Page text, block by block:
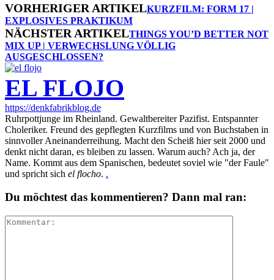
VORHERIGER ARTIKELKURZFILM: FORM 17 |
EXPLOSIVES PRAKTIKUM
NÄCHSTER ARTIKELTHINGS YOU’D BETTER NOT
MIX UP | VERWECHSLUNG VÖLLIG
AUSGESCHLOSSEN?
EL FLOJO
https://denkfabrikblog.de
Ruhrpottjunge im Rheinland. Gewaltbereiter Pazifist. Entspannter
Choleriker. Freund des gepflegten Kurzfilms und von Buchstaben in
sinnvoller Aneinanderreihung. Macht den Scheiß hier seit 2000 und
denkt nicht daran, es bleiben zu lassen. Warum auch? Ach ja, der
Name. Kommt aus dem Spanischen, bedeutet soviel wie "der Faule"
und spricht sich el flocho. .
Du möchtest das kommentieren? Dann mal ran: